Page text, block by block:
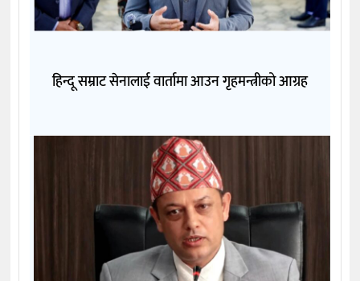
हिन्दू सम्राट सेनालाई वार्तामा आउन गृहमन्त्रीको आग्रह